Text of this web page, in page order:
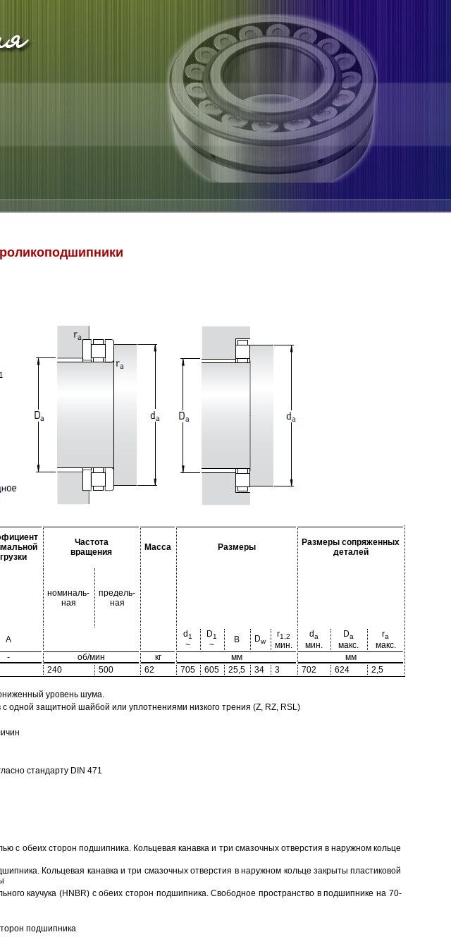
Частота
вращения
Масса Размеры
Размеры сопряженных
деталей
номиналь-
ная
предель-
ная
A
d1
~
D1
~
B Dw
r1,2
мин.
da
мин.
Da
макс.
ra
макс.
- об/мин кг мм
мм
240 500 62 705 605 25,5 34 3 702 624 2,5
уровень шума.
защитной шайбой или уплотнениями низкого трения (Z, RZ, RSL)
стандарту DIN 471
с обеих сторон подшипника. Кольцевая канавка и три смазочных отверстия в наружном кольце
Кольцевая канавка и три смазочных отверстия в наружном кольце закрыты пластиковой
каучука (HNBR) с обеих сторон подшипника. Свободное пространство в подшипнике на 70-
подшипника